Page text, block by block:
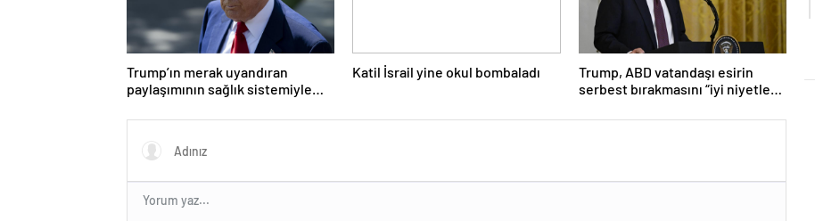
Trump’ın merak uyandıran
paylaşımının sağlık sistemiyle
Katil İsrail yine okul bombaladı
Trump, ABD vatandaşı esirin
serbest bırakmasını “iyi niyetle
değerlendirdi